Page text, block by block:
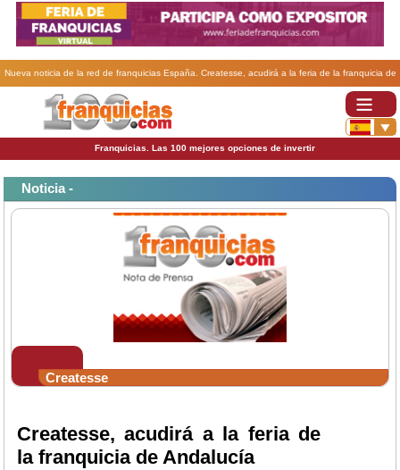
Nueva noticia de la red de franquicias España. Createsse, acudirá a la feria de la franquicia de
Franquicias. Las 100 mejores opciones de invertir
Noticia -
Createsse
Createsse, acudirá a la feria de
la franquicia de Andalucía